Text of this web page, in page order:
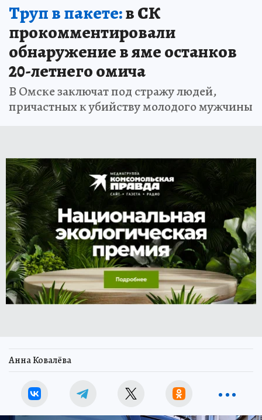
Труп в пакете:в СК
прокомментировали
обнаружение в яме останков
20-летнего омича
В Омске заключат под стражу людей,
причастных к убийству молодого мужчины
Анна Ковалёва